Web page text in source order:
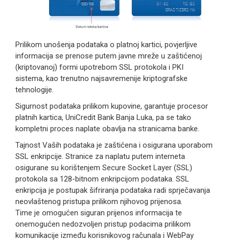
Prilikom unošenja podataka o platnoj kartici, povjerljive
informacija se prenose putem javne mreže u zaštićenoj
(kriptovanoj) formi upotrebom SSL protokola i PKI
sistema, kao trenutno najsavremenije kriptografske
tehnologije.
Sigurnost podataka prilikom kupovine, garantuje procesor
platnih kartica, UniCredit Bank Banja Luka, pa se tako
kompletni proces naplate obavlja na stranicama banke.
Tajnost Vaših podataka je zaštićena i osigurana uporabom
SSL enkripcije. Stranice za naplatu putem interneta
osigurane su korištenjem Secure Socket Layer (SSL)
protokola sa 128-bitnom enkripcijom podataka. SSL
enkripcija je postupak šifriranja podataka radi sprječavanja
neovlaštenog pristupa prilikom njihovog prijenosa.
Time je omogućen siguran prijenos informacija te
onemogućen nedozvoljen pristup podacima prilikom
komunikacije između korisnikovog računala i WebPay